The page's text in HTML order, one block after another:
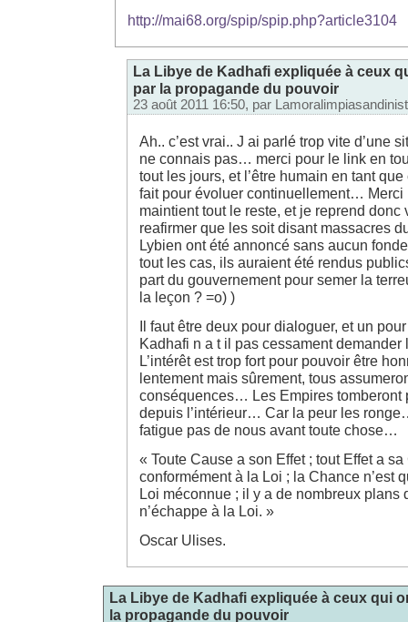
http://mai68.org/spip/spip.php?article3104
La Libye de Kadhafi expliquée à ceux
par la propagande du pouvoir
23 août 2011 16:50, par
Ah.. c’est vrai.. J ai parlé trop vite d’une
ne connais pas… merci pour le link en
tout les jours, et l’être humain en tant
fait pour évoluer continuellement… Merci
maintient tout le reste, et je reprend donc
reafirmer que les soit disant massacres
Lybien ont été annoncé sans aucun
tout les cas, ils auraient été rendus
part du gouvernement pour semer la
la leçon ? =o) )
Il faut être deux pour dialoguer, et un
Kadhafi n a t il pas cessament
L’intérêt est trop fort pour pouvoir être
lentement mais sûrement, tous
conséquences… Les Empires tomberont
depuis l’intérieur… Car la peur les
fatigue pas de nous avant toute chose…
« Toute Cause a son Effet ; tout Effet a
conformément à la Loi ; la Chance n’est
Loi méconnue ; il y a de nombreux plans
n’échappe à la Loi. »
Oscar Ulises.
La Libye de Kadhafi expliquée à ceux qui
la propagande du pouvoir